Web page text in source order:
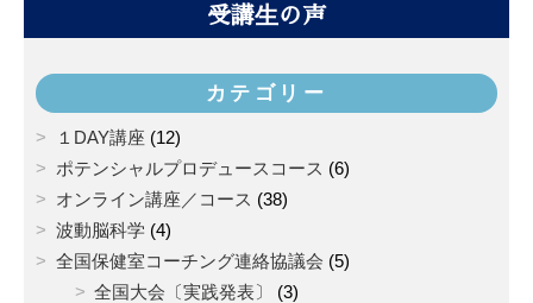
受講生の声
カテゴリー
１DAY講座 (12)
ポテンシャルプロデュースコース (6)
オンライン講座／コース (38)
波動脳科学 (4)
全国保健室コーチング連絡協議会 (5)
全国大会〔実践発表〕
(3)